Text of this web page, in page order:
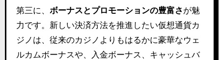
第三に、 ボーナスとプロモーションの豊富さが魅
力です。新しい決済方法を推進したい仮想通貨カ
ジノは、従来のカジノよりもはるかに豪華なウェ
ルカムボーナスや、入金ボーナス、キャッシュバ